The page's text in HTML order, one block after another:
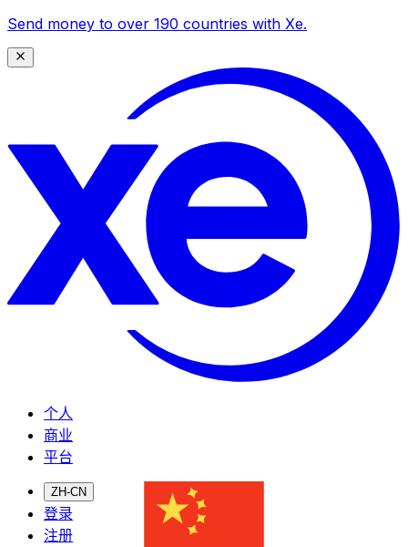
Send money to over 190 countries with Xe.
个人
商业
平台
ZH-CN
登录
注册